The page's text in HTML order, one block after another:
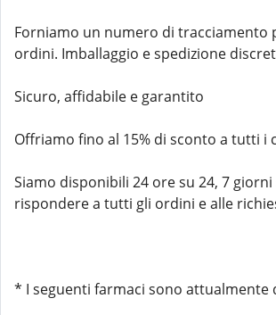
Forniamo un numero di tracciamento
ordini. Imballaggio e spedizione
Sicuro, affidabile e garantito
Offriamo fino al 15% di sconto a tutti i
Siamo disponibili 24 ore su 24, 7
rispondere a tutti gli ordini e alle
* I seguenti farmaci sono attualmente